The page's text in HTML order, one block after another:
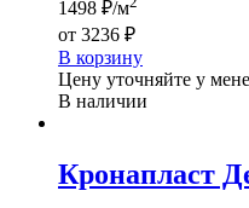
1498 ₽/м
от 3236 ₽
В корзину
Цену уточняйте у
В наличии
Кронапласт